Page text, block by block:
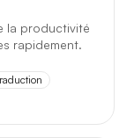
la productivité
rapidement.